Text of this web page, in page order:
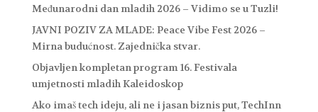
Međunarodni dan mladih 2026 – Vidimo se u Tuzli!
JAVNI POZIV ZA MLADE: Peace Vibe Fest 2026 –
Mirna budućnost. Zajednička stvar.
Objavljen kompletan program 16. Festivala
umjetnosti mladih Kaleidoskop
Ako imaš tech ideju, ali ne i jasan biznis put, TechInn